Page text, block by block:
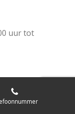
uur tot